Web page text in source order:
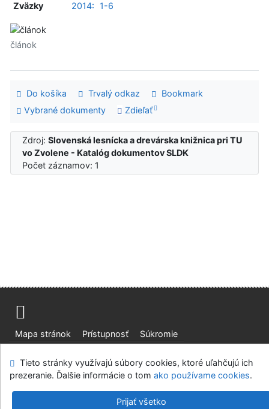
Zväzky
2014: 1-6
článok
Do košíka Trvalý odkaz
Bookmark
Vybrané dokumenty
Zdieľať
Zdroj:Slovenská lesnícka a drevárska knižnica pri TU
vo Zvolene - Katalóg dokumentov SLDK
Počet záznamov: 1
Mapa stránok Prístupnosť
Súkromie
Slovenská lesnícka a drevárska knižnica pri Technickej
univerzite vo Zvolene
Tieto stránky využívajú súbory cookies, ktoré uľahčujú ich
prezeranie. Ďalšie informácie o tom ako používame cookies.
Prijať všetko